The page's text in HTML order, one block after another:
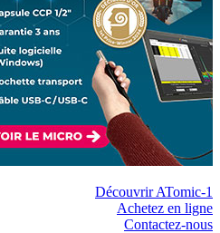
Découvrir ATomic-1
Achetez en ligne
Contactez-nous